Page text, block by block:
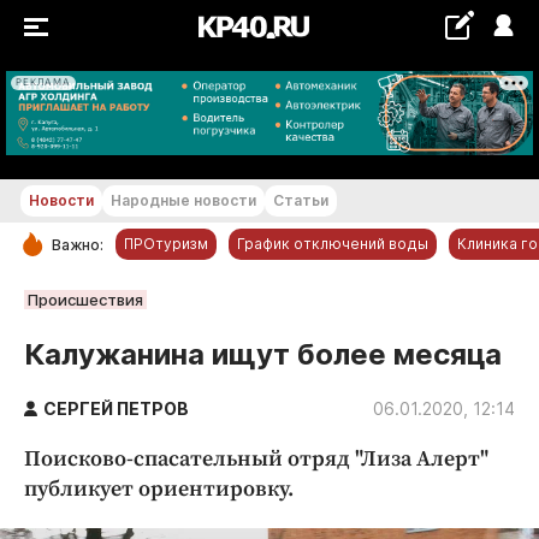
РЕКЛАМА
+21...+22 °С
РУБРИКИ
Новости компаний
Статьи
Авто и транспорт
Новости Народные новости Статьи
Важно: ПРОтуризм График отключений воды Клиника
Происшествия
Калужанина ищут более месяца
СЕРГЕЙ ПЕТРОВ 06.01.2020, 12:14
Поисково-спасательный отряд "Лиза Алерт"
публикует ориентировку.